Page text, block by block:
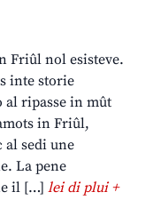
Friûl nol esisteve.
inte storie
al ripasse in mût
in Friûl,
sedi une
La pene
il […] lei di plui +